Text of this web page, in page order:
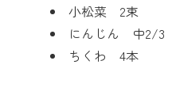
小松菜 2束
にんじん 中2/3
ちくわ 4本